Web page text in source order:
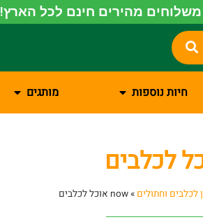
משלוחים מהירים חינם לכל הארץ!
חיות נוספות מותגים
לכלבים וחתולים »now אוכל לכלבים